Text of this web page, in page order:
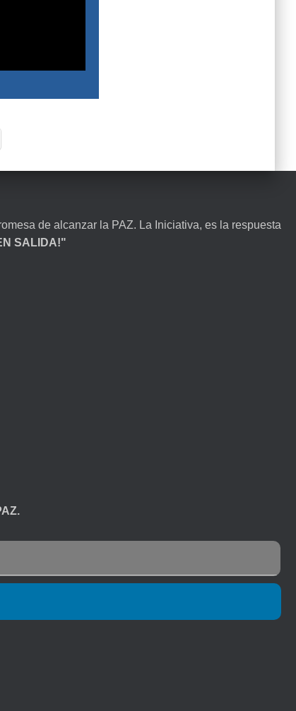
de alcanzar la PAZ. La Iniciativa, es la respuesta
SALIDA!"